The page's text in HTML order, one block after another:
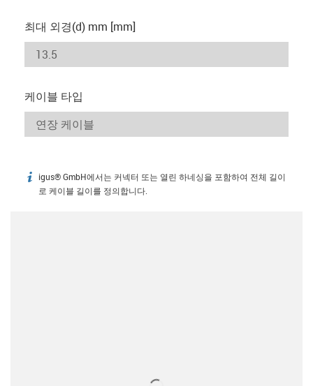
최대 외경(d) mm [mm]
케이블 타입
igus-icon-info
igus® GmbH에서는 커넥터 또는 열린 하네싱을 포함하여 전체 길이
로 케이블 길이를 정의합니다.